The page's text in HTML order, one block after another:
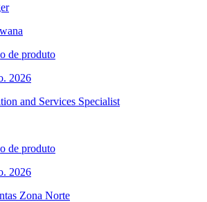
de produto
2026
and Services Specialist
de produto
2026
Zona Norte